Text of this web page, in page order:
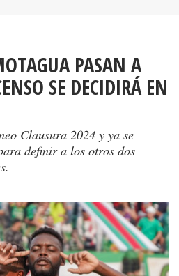
PASAN A
SE DECIDIRÁ EN
Clausura 2024 y ya se
definir a los otros dos